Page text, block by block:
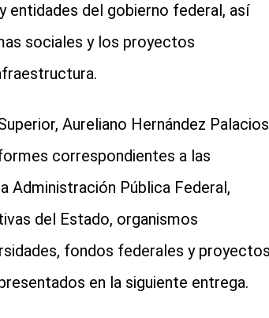
entidades del gobierno federal, así
sociales y los proyectos
Aureliano Hernández
correspondientes a las
Administración Pública Federal,
del Estado, organismos
fondos federales y
en la siguiente entrega.